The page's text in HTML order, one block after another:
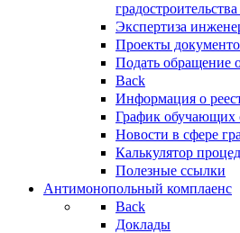
Экспертиза
Проекты
Подать обращение
Back
Информация о
График обучающих
Новости в сфере
Калькулятор
Полезные ссылки
Антимонопольный комплаенс
Back
Доклады